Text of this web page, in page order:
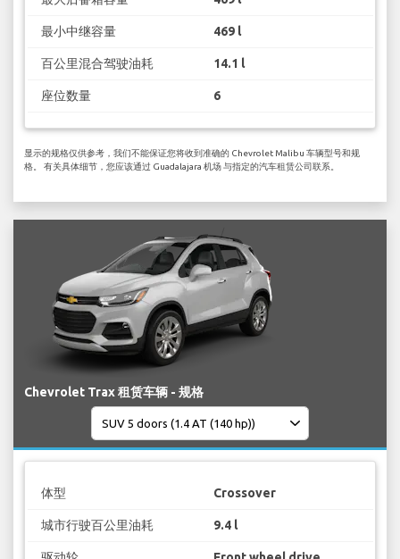
最小中继容量 469 l
百公里混合驾驶油耗 14.1 l
座位数量 6
显示的规格仅供参考，我们不能保证您将收到准确的 Chevrolet Malibu 车辆型号和规
格。 有关具体细节，您应该通过 Guadalajara 机场 与指定的汽车租赁公司联系。
Chevrolet Trax 租赁车辆 - 规格
体型 Crossover
城市行驶百公里油耗 9.4 l